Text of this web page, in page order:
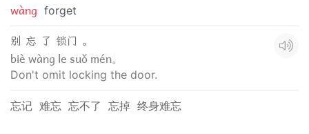
wàng forget
别 忘 了 锁门 。
biè wàng le suǒ mén。
Don't omit locking the door.
忘记 难忘 忘不了 忘掉 终身难忘